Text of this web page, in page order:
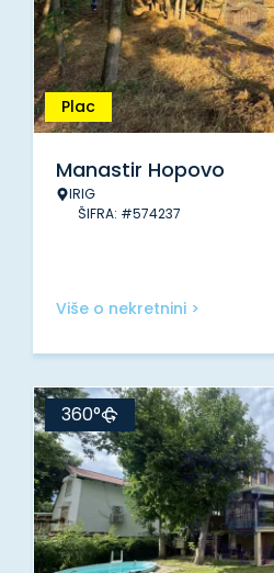
Plac
Manastir Hopovo
IRIG
ŠIFRA: #574237
Više o nekretnini >
360°